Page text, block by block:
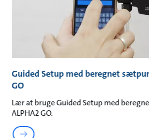
Guided Setup med beregnet
GO
Lær at bruge Guided Setup med
ALPHA2 GO.